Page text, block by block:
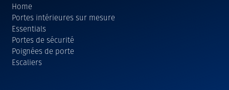
Home
Portes intérieures sur mesure
Essentials
Portes de sécurité
Poignées de porte
Escaliers